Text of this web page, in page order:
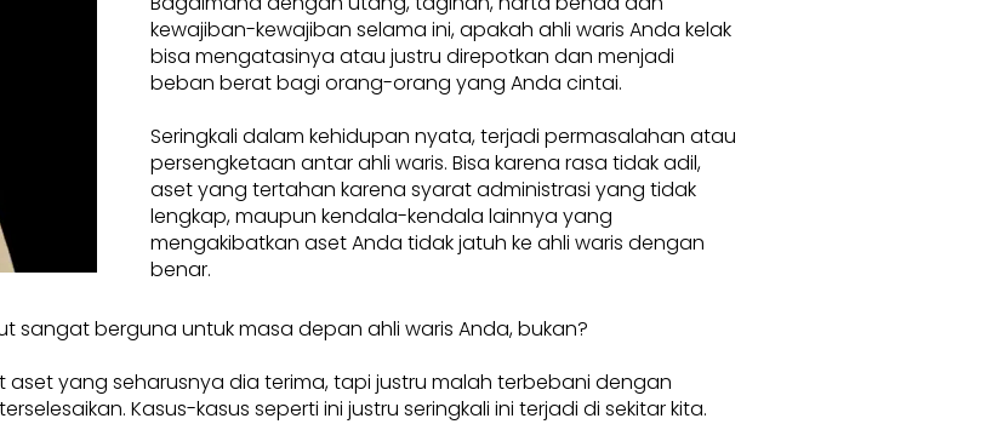
kewajiban-kewajiban selama ini, apakah ahli waris Anda kelak
bisa mengatasinya atau justru direpotkan dan menjadi
beban berat bagi orang-orang yang Anda cintai.
Seringkali dalam kehidupan nyata, terjadi permasalahan atau
persengketaan antar ahli waris. Bisa karena rasa tidak adil,
aset yang tertahan karena syarat administrasi yang tidak
lengkap, maupun kendala-kendala lainnya yang
mengakibatkan aset Anda tidak jatuh ke ahli waris dengan
benar.
sangat berguna untuk masa depan ahli waris Anda, bukan?
yang seharusnya dia terima, tapi justru malah terbebani dengan
Kasus-kasus seperti ini justru seringkali ini terjadi di sekitar kita.